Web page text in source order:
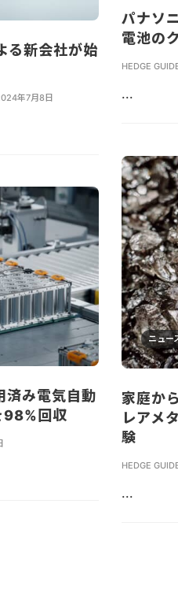
パナソ
電池の
HEDGE
...
る新会社が始
年7月8日
ニュー
家庭か
レアメ
験
HEDGE
...
済み電気自動
98%回収